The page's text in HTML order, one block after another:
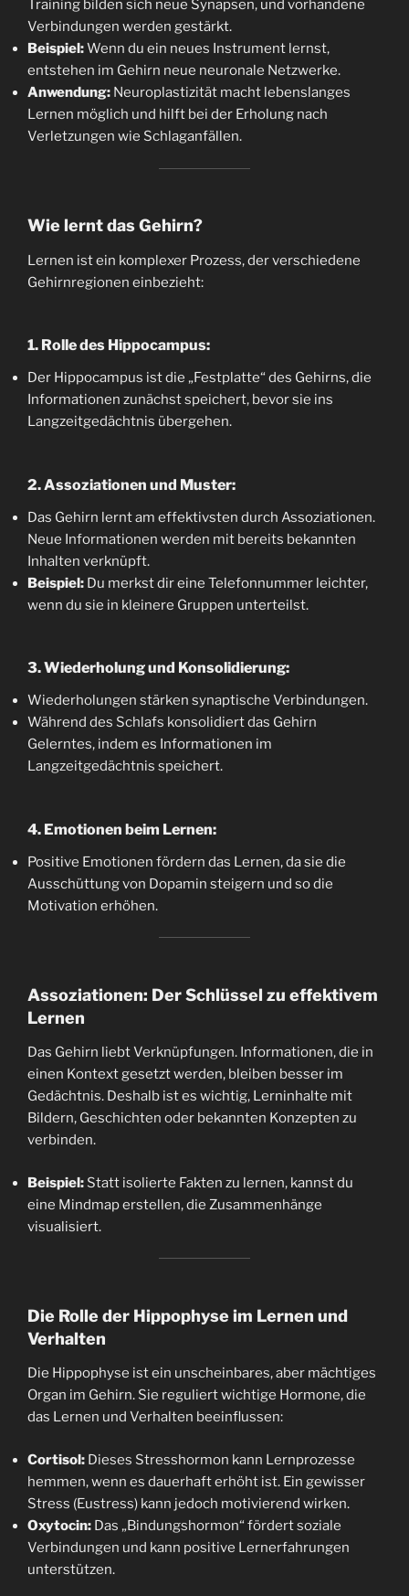
Training bilden sich neue Synapsen, und vorhandene
Verbindungen werden gestärkt.
Beispiel:Wenn du ein neues Instrument lernst,
entstehen im Gehirn neue neuronale Netzwerke.
Anwendung: Neuroplastizität macht lebenslanges
Lernen möglich und hilft bei der Erholung nach
Verletzungen wie Schlaganfällen.
Wie lernt das Gehirn?
Lernen ist ein komplexer Prozess, der verschiedene
Gehirnregionen einbezieht:
1. Rolle des Hippocampus:
Der Hippocampus ist die „Festplatte“ des Gehirns, die
Informationen zunächst speichert, bevor sie ins
Langzeitgedächtnis übergehen.
2. Assoziationen und Muster:
Das Gehirn lernt am effektivsten durch Assoziationen.
Neue Informationen werden mit bereits bekannten
Inhalten verknüpft.
Beispiel: Du merkst dir eine Telefonnummer leichter,
wenn du sie in kleinere Gruppen unterteilst.
3. Wiederholung und Konsolidierung:
Wiederholungen stärken synaptische Verbindungen.
Während des Schlafs konsolidiert das Gehirn
Gelerntes, indem es Informationen im
Langzeitgedächtnis speichert.
4. Emotionen beim Lernen:
Positive Emotionen fördern das Lernen, da sie die
Ausschüttung von Dopamin steigern und so die
Motivation erhöhen.
Assoziationen: Der Schlüssel zu effektivem
Lernen
Das Gehirn liebt Verknüpfungen. Informationen, die in
einen Kontext gesetzt werden, bleiben besser im
Gedächtnis. Deshalb ist es wichtig, Lerninhalte mit
Bildern, Geschichten oder bekannten Konzepten zu
verbinden.
Beispiel: Statt isolierte Fakten zu lernen, kannst du
eine Mindmap erstellen, die Zusammenhänge
visualisiert.
Die Rolle der Hippophyse im Lernen und
Verhalten
Die Hippophyse ist ein unscheinbares, aber mächtiges
Organ im Gehirn. Sie reguliert wichtige Hormone, die
das Lernen und Verhalten beeinflussen:
Cortisol: Dieses Stresshormon kann Lernprozesse
hemmen, wenn es dauerhaft erhöht ist. Ein gewisser
Stress (Eustress) kann jedoch motivierend wirken.
Oxytocin: Das „Bindungshormon“ fördert soziale
Verbindungen und kann positive Lernerfahrungen
unterstützen.